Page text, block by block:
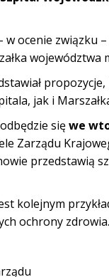
ocenie
jak i
sięwe
Zarządu
przedstawią
kolejnym
ochrony zdrowia.